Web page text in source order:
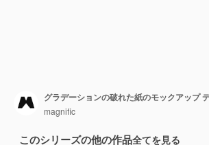
グラデーションの破れた紙のモックアップ
magnific
このシリーズの他の作品全てを見る